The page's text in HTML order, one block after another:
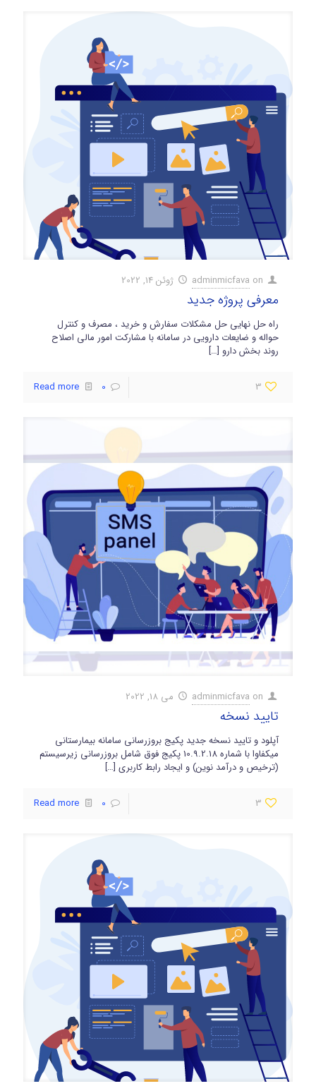
adminmicfava on ژوئن 14, 2022
معرفی پروژه جدید
راه حل نهایی حل مشکلات سفارش و خرید ، مصرف و کنترل
حواله و ضایعات دارویی در سامانه با مشارکت امور مالی اصلاح
روند بخش دارو […]
3
0
Read more
adminmicfava on می 18, 2022
تایید نسخه
آپلود و تایید نسخه جدید پکیج بروزرسانی سامانه بیمارستانی
میکفاوا با شماره 10.9.2.18 پکیج فوق شامل بروزرسانی زیرسیستم
(ترخیص و درآمد نوین) و ایجاد رابط کاربری […]
3
0
Read more